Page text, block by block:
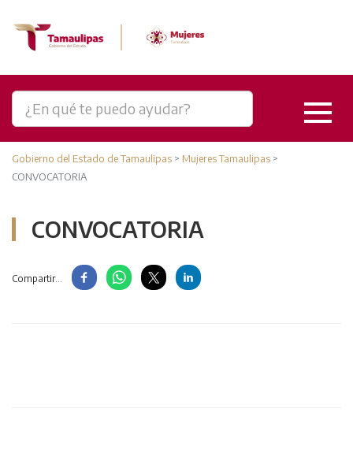
Gobierno del Estado de Tamaulipas > Mujeres Tamaulipas >
CONVOCATORIA
CONVOCATORIA
Compartir...